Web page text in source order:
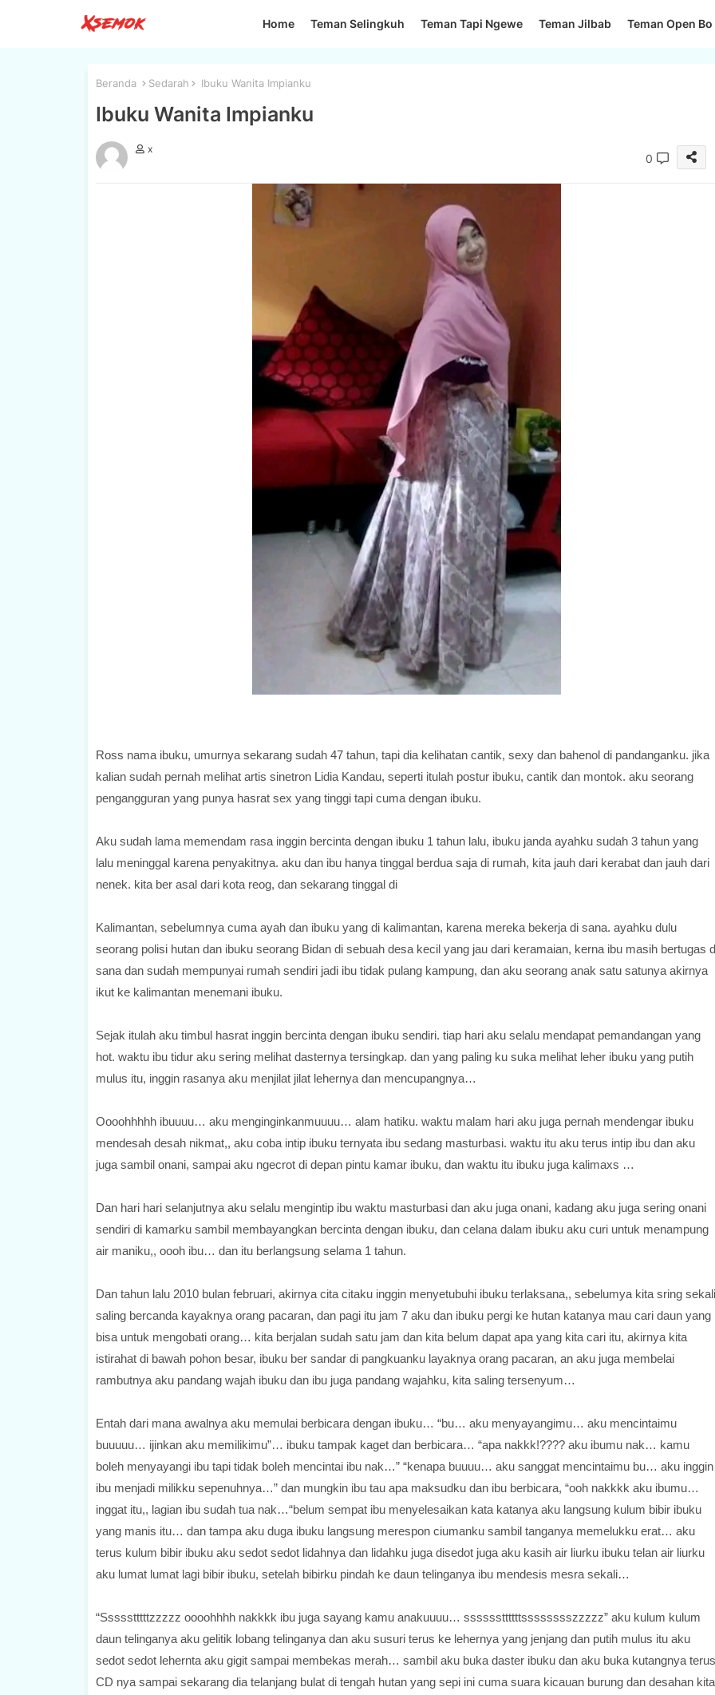
Home Teman Selingkuh Teman Tapi Ngewe Teman Jilbab Teman Open Bo
Beranda Sedarah Ibuku Wanita Impianku
Ibuku Wanita Impianku
x
0
Ross nama ibuku, umurnya sekarang sudah 47 tahun, tapi dia kelihatan cantik, sexy dan bahenol di pandanganku. jika
kalian sudah pernah melihat artis sinetron Lidia Kandau, seperti itulah postur ibuku, cantik dan montok. aku seorang
pengangguran yang punya hasrat sex yang tinggi tapi cuma dengan ibuku.
Aku sudah lama memendam rasa inggin bercinta dengan ibuku 1 tahun lalu, ibuku janda ayahku sudah 3 tahun yang
lalu meninggal karena penyakitnya. aku dan ibu hanya tinggal berdua saja di rumah, kita jauh dari kerabat dan jauh dari
nenek. kita ber asal dari kota reog, dan sekarang tinggal di
Kalimantan, sebelumnya cuma ayah dan ibuku yang di kalimantan, karena mereka bekerja di sana. ayahku dulu
seorang polisi hutan dan ibuku seorang Bidan di sebuah desa kecil yang jau dari keramaian, kerna ibu masih bertugas
sana dan sudah mempunyai rumah sendiri jadi ibu tidak pulang kampung, dan aku seorang anak satu satunya akirnya
ikut ke kalimantan menemani ibuku.
Sejak itulah aku timbul hasrat inggin bercinta dengan ibuku sendiri. tiap hari aku selalu mendapat pemandangan yang
hot. waktu ibu tidur aku sering melihat dasternya tersingkap. dan yang paling ku suka melihat leher ibuku yang putih
mulus itu, inggin rasanya aku menjilat jilat lehernya dan mencupangnya…
Oooohhhhh ibuuuu… aku menginginkanmuuuu… alam hatiku. waktu malam hari aku juga pernah mendengar ibuku
mendesah desah nikmat,, aku coba intip ibuku ternyata ibu sedang masturbasi. waktu itu aku terus intip ibu dan aku
juga sambil onani, sampai aku ngecrot di depan pintu kamar ibuku, dan waktu itu ibuku juga kalimaxs …
Dan hari hari selanjutnya aku selalu mengintip ibu waktu masturbasi dan aku juga onani, kadang aku juga sering onani
sendiri di kamarku sambil membayangkan bercinta dengan ibuku, dan celana dalam ibuku aku curi untuk menampung
air maniku,, oooh ibu… dan itu berlangsung selama 1 tahun.
Dan tahun lalu 2010 bulan februari, akirnya cita citaku inggin menyetubuhi ibuku terlaksana,, sebelumya kita sring sekali
saling bercanda kayaknya orang pacaran, dan pagi itu jam 7 aku dan ibuku pergi ke hutan katanya mau cari daun yang
bisa untuk mengobati orang… kita berjalan sudah satu jam dan kita belum dapat apa yang kita cari itu, akirnya kita
istirahat di bawah pohon besar, ibuku ber sandar di pangkuanku layaknya orang pacaran, an aku juga membelai
rambutnya aku pandang wajah ibuku dan ibu juga pandang wajahku, kita saling tersenyum…
Entah dari mana awalnya aku memulai berbicara dengan ibuku… “bu… aku menyayangimu… aku mencintaimu
buuuuu… ijinkan aku memilikimu”… ibuku tampak kaget dan berbicara… “apa nakkk!???? aku ibumu nak… kamu
boleh menyayangi ibu tapi tidak boleh mencintai ibu nak…” “kenapa buuuu… aku sanggat mencintaimu bu… aku inggin
ibu menjadi milikku sepenuhnya…” dan mungkin ibu tau apa maksudku dan ibu berbicara, “ooh nakkkk aku ibumu…
inggat itu,, lagian ibu sudah tua nak…“belum sempat ibu menyelesaikan kata katanya aku langsung kulum bibir ibuku
yang manis itu… dan tampa aku duga ibuku langsung merespon ciumanku sambil tanganya memelukku erat… aku
terus kulum bibir ibuku aku sedot sedot lidahnya dan lidahku juga disedot juga aku kasih air liurku ibuku telan air liurku
aku lumat lumat lagi bibir ibuku, setelah bibirku pindah ke daun telinganya ibu mendesis mesra sekali…
“Ssssstttttzzzzz oooohhhh nakkkk ibu juga sayang kamu anakuuuu… ssssssttttttsssssssszzzzz” aku kulum kulum
daun telinganya aku gelitik lobang telinganya dan aku susuri terus ke lehernya yang jenjang dan putih mulus itu aku
sedot sedot lehernta aku gigit sampai membekas merah… sambil aku buka daster ibuku dan aku buka kutangnya terus
CD nya sampai sekarang dia telanjang bulat di tengah hutan yang sepi ini cuma suara kicauan burung dan desahan kita